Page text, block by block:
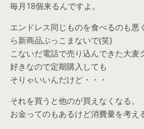
毎月18個来るんですよ。
エンドレス同じものを食べるのも悪
ら新商品ぶっこまないで(笑)
こないだ電話で売り込んできた大麦
好きなので定期購入しても
そりゃいいんだけど・・・
それを買うと他のが買えなくなる。
お金ってのもあるけど消費量を考え